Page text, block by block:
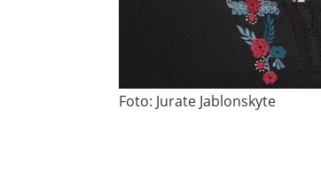
Foto: Jurate Jablonskyte